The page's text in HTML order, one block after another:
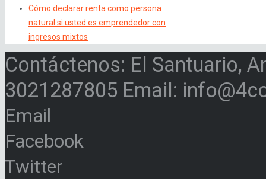
Cómo declarar renta como persona
natural si usted es emprendedor con
ingresos mixtos
Contáctenos: El Santuario,
3021287805 Email:
Email
Facebook
Twitter